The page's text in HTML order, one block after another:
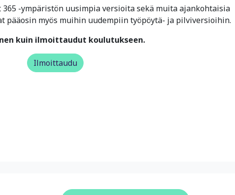
-ympäristön uusimpia versioita sekä muita ajankohtaisia
pääosin myös muihin uudempiin työpöytä- ja pilviversioihin.
kuin ilmoittaudut koulutukseen.
Ilmoittaudu